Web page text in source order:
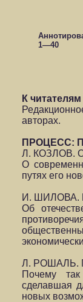
1—40
К читателям
авторах.
ПРОЦЕСС:
Л. КОЗЛОВ. О
О
путях его
И. ШИЛОВА.
Об
Л. РОШАЛЬ.
Почему так
сделавшая
новых